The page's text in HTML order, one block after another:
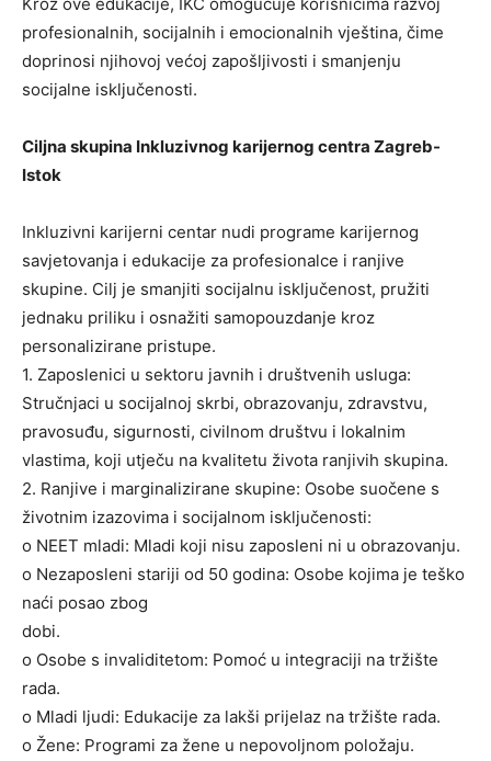
profesionalnih, socijalnih i emocionalnih vještina, čime
doprinosi njihovoj većoj zapošljivosti i smanjenju
socijalne isključenosti.
Ciljna skupina Inkluzivnog karijernog centra Zagreb-
Istok
Inkluzivni karijerni centar nudi programe karijernog
savjetovanja i edukacije za profesionalce i ranjive
skupine. Cilj je smanjiti socijalnu isključenost, pružiti
jednaku priliku i osnažiti samopouzdanje kroz
personalizirane pristupe.
1. Zaposlenici u sektoru javnih i društvenih usluga:
Stručnjaci u socijalnoj skrbi, obrazovanju, zdravstvu,
pravosuđu, sigurnosti, civilnom društvu i lokalnim
vlastima, koji utječu na kvalitetu života ranjivih skupina.
2. Ranjive i marginalizirane skupine: Osobe suočene s
životnim izazovima i socijalnom isključenosti:
o NEET mladi: Mladi koji nisu zaposleni ni u obrazovanju.
o Nezaposleni stariji od 50 godina: Osobe kojima je teško
naći posao zbog
dobi.
o Osobe s invaliditetom: Pomoć u integraciji na tržište
rada.
o Mladi ljudi: Edukacije za lakši prijelaz na tržište rada.
o Žene: Programi za žene u nepovoljnom položaju.